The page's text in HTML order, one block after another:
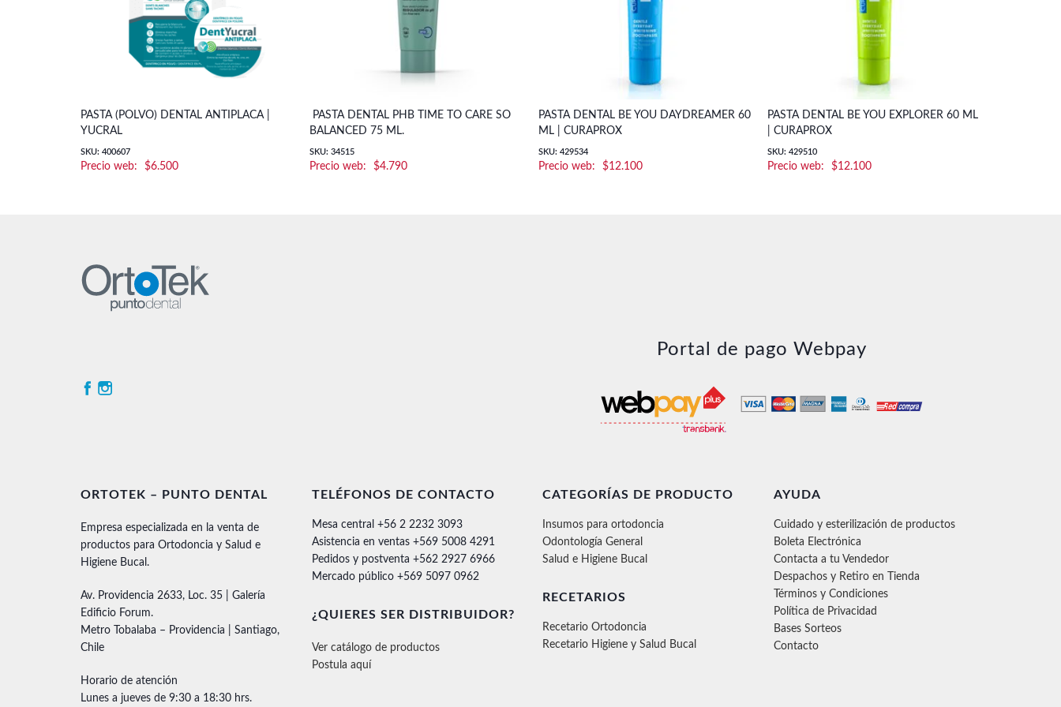
PASTA (POLVO) DENTAL ANTIPLACA |
YUCRAL
SKU: 400607
$6.500
PASTA DENTAL PHB TIME TO CARE SO
BALANCED 75 ML.
SKU: 34515
$4.790
PASTA DENTAL BE YOU DAYDREAMER 60
ML | CURAPROX
SKU: 429534
$12.100
PASTA DENTAL BE YOU EXPLORER 60 ML
| CURAPROX
SKU: 429510
$12.100
Portal de pago Webpay
ORTOTEK – PUNTO DENTAL
Empresa especializada en la venta de
productos para Ortodoncia y Salud e
Higiene Bucal.
Av. Providencia 2633, Loc. 35 | Galería
Edificio Forum.
Metro Tobalaba – Providencia | Santiago,
Chile
Horario de atención
Lunes a jueves de 9:30 a 18:30 hrs.
TELÉFONOS DE CONTACTO
Mesa central +56 2 2232 3093
Asistencia en ventas +569 5008 4291
Pedidos y postventa +562 2927 6966
Mercado público +569 5097 0962
¿QUIERES SER DISTRIBUIDOR?
Ver catálogo de productos
Postula aquí
CATEGORÍAS DE PRODUCTO
Insumos para ortodoncia
Odontología General
Salud e Higiene Bucal
RECETARIOS
Recetario Ortodoncia
Recetario Higiene y Salud Bucal
AYUDA
Cuidado y esterilización de productos
Boleta Electrónica
Contacta a tu Vendedor
Despachos y Retiro en Tienda
Términos y Condiciones
Política de Privacidad
Bases Sorteos
Contacto